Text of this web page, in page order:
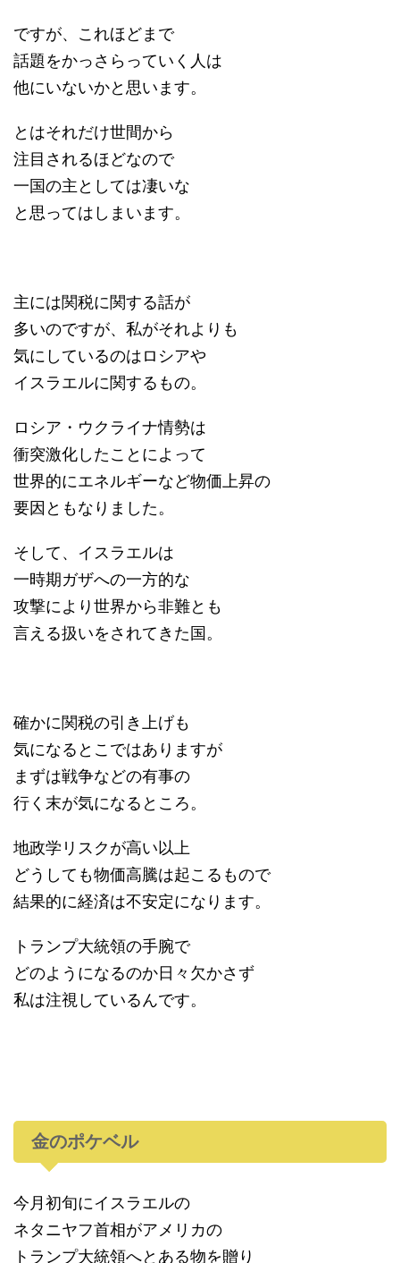
ですが、これほどまで
話題をかっさらっていく人は
他にいないかと思います。
とはそれだけ世間から
注目されるほどなので
一国の主としては凄いな
と思ってはしまいます。
主には関税に関する話が
多いのですが、私がそれよりも
気にしているのはロシアや
イスラエルに関するもの。
ロシア・ウクライナ情勢は
衝突激化したことによって
世界的にエネルギーなど物価上昇の
要因ともなりました。
そして、イスラエルは
一時期ガザへの一方的な
攻撃により世界から非難とも
言える扱いをされてきた国。
確かに関税の引き上げも
気になるとこではありますが
まずは戦争などの有事の
行く末が気になるところ。
地政学リスクが高い以上
どうしても物価高騰は起こるもので
結果的に経済は不安定になります。
トランプ大統領の手腕で
どのようになるのか日々欠かさず
私は注視しているんです。
金のポケベル
今月初旬にイスラエルの
ネタニヤフ首相がアメリカの
トランプ大統領へとある物を贈り